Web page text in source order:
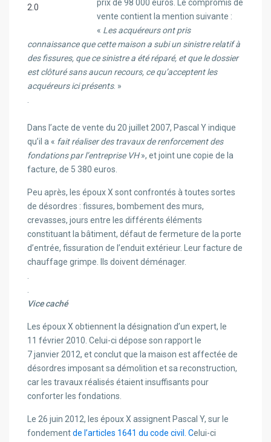
2.0
prix de 98 000 euros. Le compromis de
vente contient la mention suivante :
« Les acquéreurs ont pris
connaissance que cette maison a subi un sinistre relatif à
des fissures, que ce sinistre a été réparé, et que le dossier
est clôturé sans aucun recours, ce qu’acceptent les
acquéreurs ici présents. »
Dans l’acte de vente du 20 juillet 2007, Pascal Y indique
qu’il a « fait réaliser des travaux de renforcement des
fondations par l’entreprise VH», et joint une copie de la
facture, de 5 380 euros.
Peu après, les époux X sont confrontés à toutes sortes
de désordres : fissures, bombement des murs,
crevasses, jours entre les différents éléments
constituant la bâtiment, défaut de fermeture de la porte
d’entrée, fissuration de l’enduit extérieur. Leur facture de
chauffage grimpe. Ils doivent déménager.
Vice caché
Les époux X obtiennent la désignation d’un expert, le
11 février 2010. Celui-ci dépose son rapport le
7 janvier 2012, et conclut que la maison est affectée de
désordres imposant sa démolition et sa reconstruction,
car les travaux réalisés étaient insuffisants pour
conforter les fondations.
Le 26 juin 2012, les époux X assignent Pascal Y, sur le
fondementde l’articles 1641 du code civil. Celui-ci